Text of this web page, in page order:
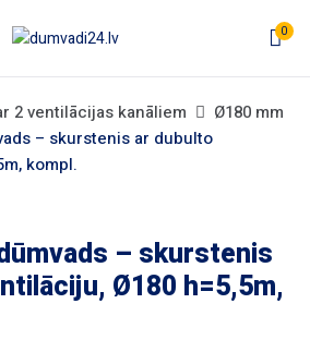
0
2 ventilācijas kanāliem
Ø180 mm
– skurstenis ar dubulto
kompl.
– skurstenis
Ø180 h=5,5m,